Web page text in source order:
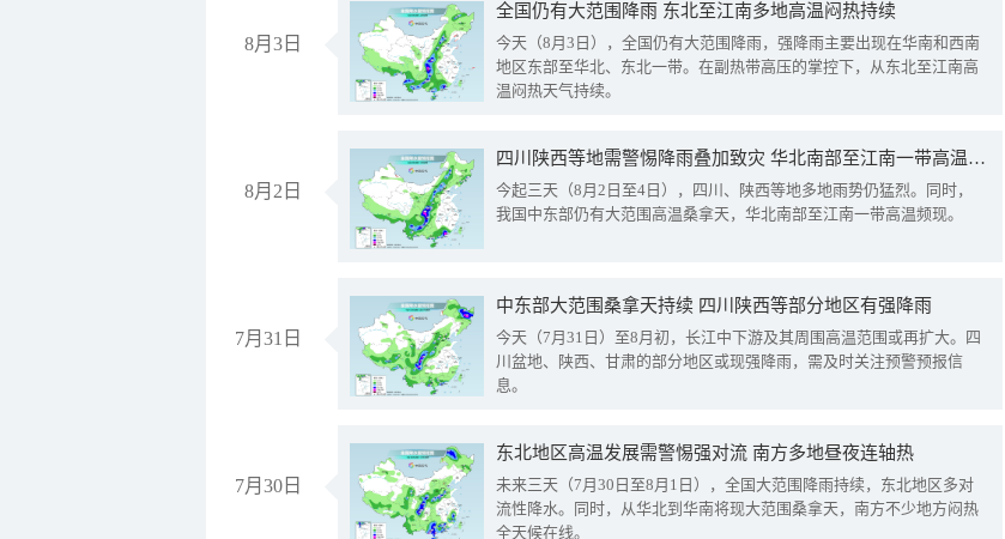
8月3日
全国仍有大范围降雨 东北至江南多地高温闷热持续
今天（8月3日），全国仍有大范围降雨，强降雨主要出现在华南和西南
地区东部至华北、东北一带。在副热带高压的掌控下，从东北至江南高
温闷热天气持续。
8月2日
四川陕西等地需警惕降雨叠加致灾 华北南部至江南一带高温频现
今起三天（8月2日至4日），四川、陕西等地多地雨势仍猛烈。同时，
我国中东部仍有大范围高温桑拿天，华北南部至江南一带高温频现。
7月31日
中东部大范围桑拿天持续 四川陕西等部分地区有强降雨
今天（7月31日）至8月初，长江中下游及其周围高温范围或再扩大。四
川盆地、陕西、甘肃的部分地区或现强降雨，需及时关注预警预报信
息。
7月30日
东北地区高温发展需警惕强对流 南方多地昼夜连轴热
未来三天（7月30日至8月1日），全国大范围降雨持续，东北地区多对
流性降水。同时，从华北到华南将现大范围桑拿天，南方不少地方闷热
全天候在线。